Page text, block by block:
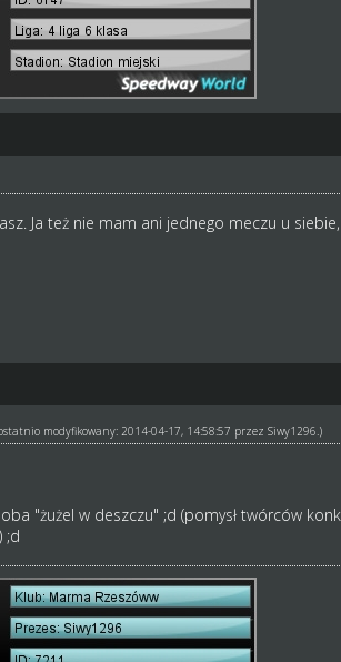
Ja też nie mam ani jednego meczu u
modyfikowany: 2014-04-17, 14:58:57 przez Siwy1296 .)
"żużel w deszczu" ;d (pomysł twórców
;d